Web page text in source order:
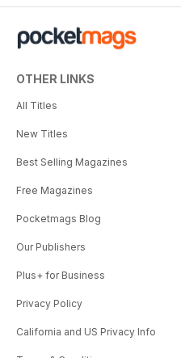
OTHER LINKS
All Titles
New Titles
Best Selling Magazines
Free Magazines
Pocketmags Blog
Our Publishers
Plus+ for Business
Privacy Policy
California and US Privacy Info